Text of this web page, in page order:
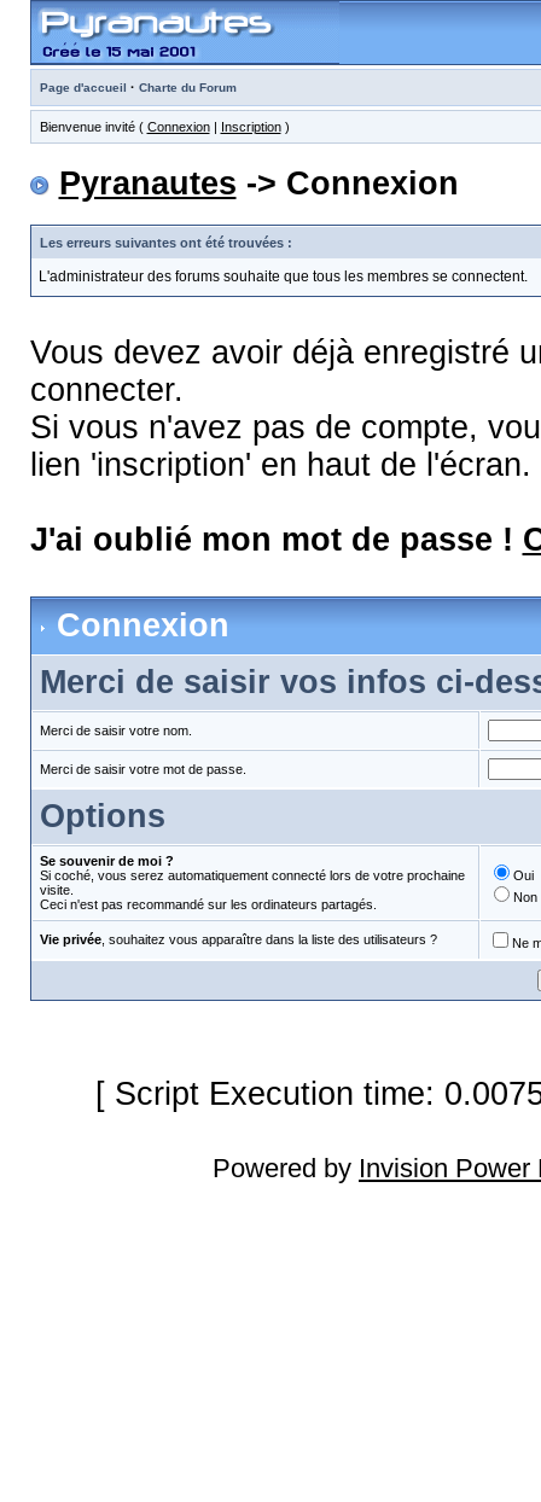
Page d'accueil · Charte du Forum
Bienvenue invité ( Connexion| Inscription)
Pyranautes -> Connexion
Les erreurs suivantes ont été trouvées :
L'administrateur des forums souhaite que tous les membres se connectent.
Vous devez avoir déjà enregistré
connecter.
Si vous n'avez pas de compte,
lien 'inscription' en haut de l'écran.
J'ai oublié mon mot de passe !
Connexion
Merci de saisir vos infos ci-
Merci de saisir votre nom.
Merci de saisir votre mot de passe.
Options
Se souvenir de moi ?
Si coché, vous serez automatiquement connecté lors de votre prochaine
visite.
Ceci n'est pas recommandé sur les ordinateurs partagés.
Oui
Non
Vie privée, souhaitez vous apparaître dans la liste des utilisateurs ? Ne
[ Script Execution time:
Powered by Invision Power